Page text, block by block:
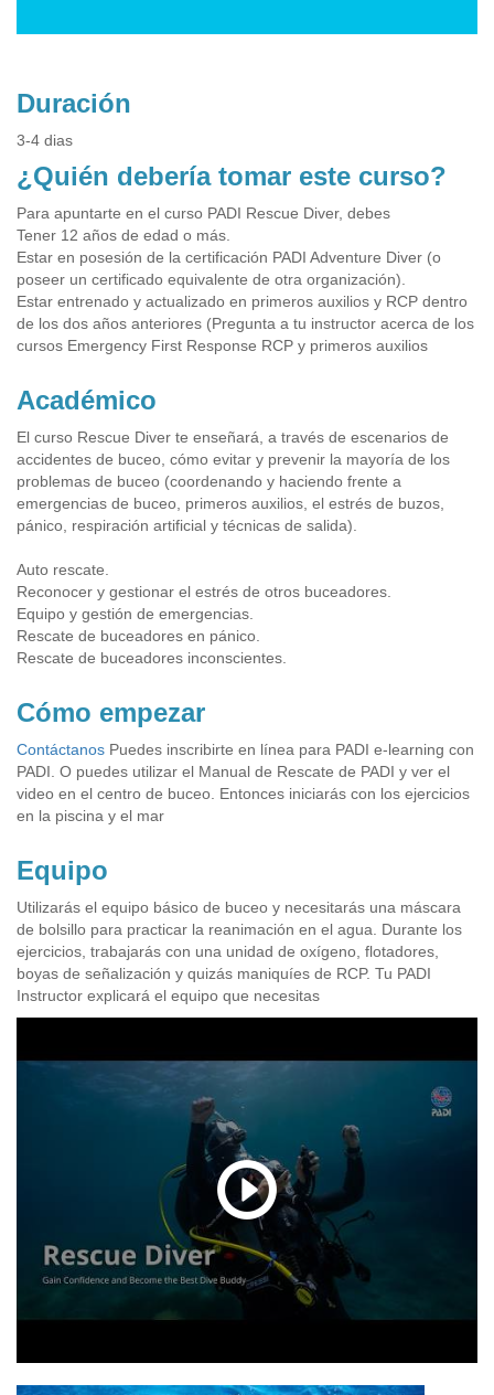
Duración
3-4 dias
¿Quién debería tomar este curso?
Para apuntarte en el curso PADI Rescue Diver, debes
Tener 12 años de edad o más.
Estar en posesión de la certificación PADI Adventure Diver (o
poseer un certificado equivalente de otra organización).
Estar entrenado y actualizado en primeros auxilios y RCP dentro
de los dos años anteriores (Pregunta a tu instructor acerca de los
cursos Emergency First Response RCP y primeros auxilios
Académico
El curso Rescue Diver te enseñará, a través de escenarios de
accidentes de buceo, cómo evitar y prevenir la mayoría de los
problemas de buceo (coordenando y haciendo frente a
emergencias de buceo, primeros auxilios, el estrés de buzos,
pánico, respiración artificial y técnicas de salida).
Auto rescate.
Reconocer y gestionar el estrés de otros buceadores.
Equipo y gestión de emergencias.
Rescate de buceadores en pánico.
Rescate de buceadores inconscientes.
Cómo empezar
Contáctanos Puedes inscribirte en línea para PADI e-learning con
PADI. O puedes utilizar el Manual de Rescate de PADI y ver el
video en el centro de buceo. Entonces iniciarás con los ejercicios
en la piscina y el mar
Equipo
Utilizarás el equipo básico de buceo y necesitarás una máscara
de bolsillo para practicar la reanimación en el agua. Durante los
ejercicios, trabajarás con una unidad de oxígeno, flotadores,
boyas de señalización y quizás maniquíes de RCP. Tu PADI
Instructor explicará el equipo que necesitas